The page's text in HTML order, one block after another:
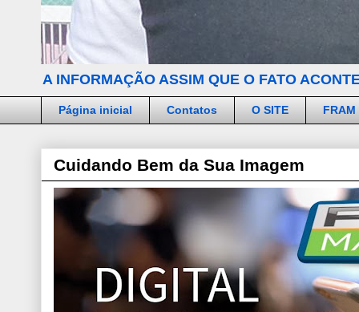
A INFORMAÇÃO ASSIM QUE O FATO
Página inicial Contatos O SITE FRAM
Cuidando Bem da Sua Imagem